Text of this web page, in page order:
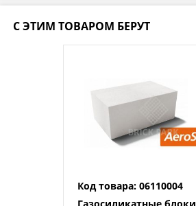
С ЭТИМ ТОВАРОМ БЕРУТ
Код товара: 06110004
Газосиликатные блоки